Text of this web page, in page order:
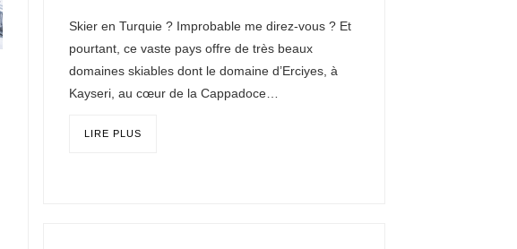
Skier en Turquie ? Improbable me direz-vous ? Et
pourtant, ce vaste pays offre de très beaux
domaines skiables dont le domaine d’Erciyes, à
Kayseri, au cœur de la Cappadoce…
LIRE PLUS